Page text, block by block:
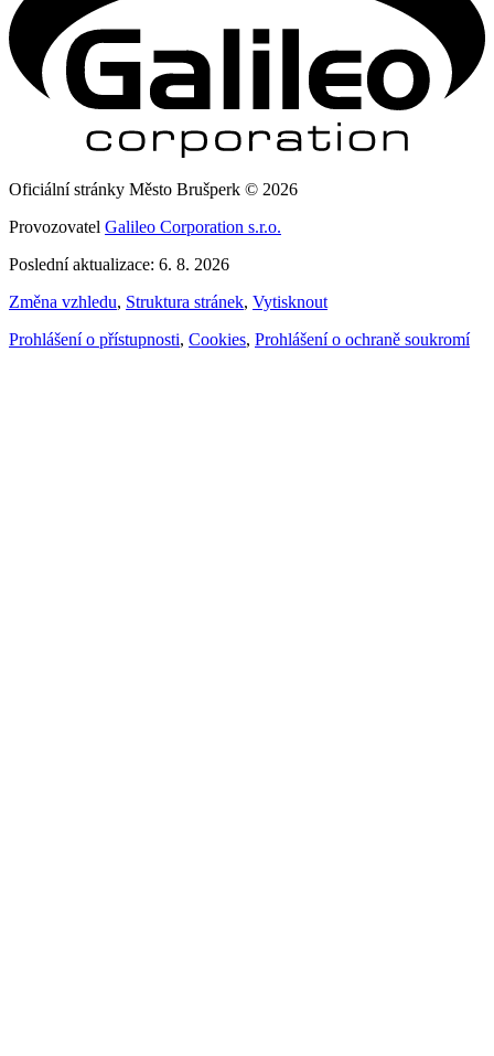
Oficiální stránky Město Brušperk © 2026
Provozovatel Galileo Corporation s.r.o.
Poslední aktualizace: 6. 8. 2026
Změna vzhledu, Struktura stránek, Vytisknout
Prohlášení o přístupnosti, Cookies, Prohlášení o ochraně soukromí